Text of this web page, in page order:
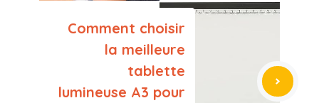
Comment choisir
la meilleure
tablette
lumineuse A3 pour